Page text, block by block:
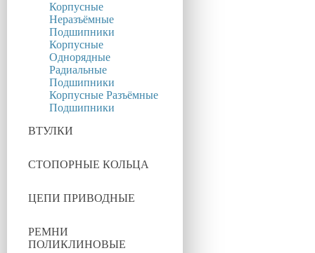
Корпусные
Неразъёмные
Подшипники
Корпусные
Однорядные
Радиальные
Подшипники
Корпусные Разъёмные
Подшипники
ВТУЛКИ
СТОПОРНЫЕ КОЛЬЦА
ЦЕПИ ПРИВОДНЫЕ
РЕМНИ
ПОЛИКЛИНОВЫЕ